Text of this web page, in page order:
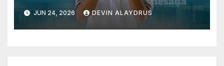
JUN 24, 2026 DEVIN ALAYDRUS